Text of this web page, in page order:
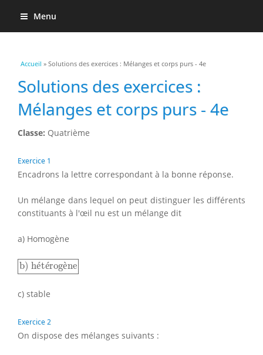
Menu
Vous êtes ici
Accueil » Solutions des exercices : Mélanges et corps purs - 4e
Solutions des exercices :
Mélanges et corps purs - 4e
Classe: Quatrième
Exercice 1
Encadrons la lettre correspondant à la bonne réponse.
Un mélange dans lequel on peut distinguer les différents
constituants à l'œil nu est un mélange dit
a) Homogène
b) hétérogène
b) hétérogène
c) stable
Exercice 2
On dispose des mélanges suivants :